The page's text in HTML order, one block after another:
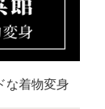
な着物変身